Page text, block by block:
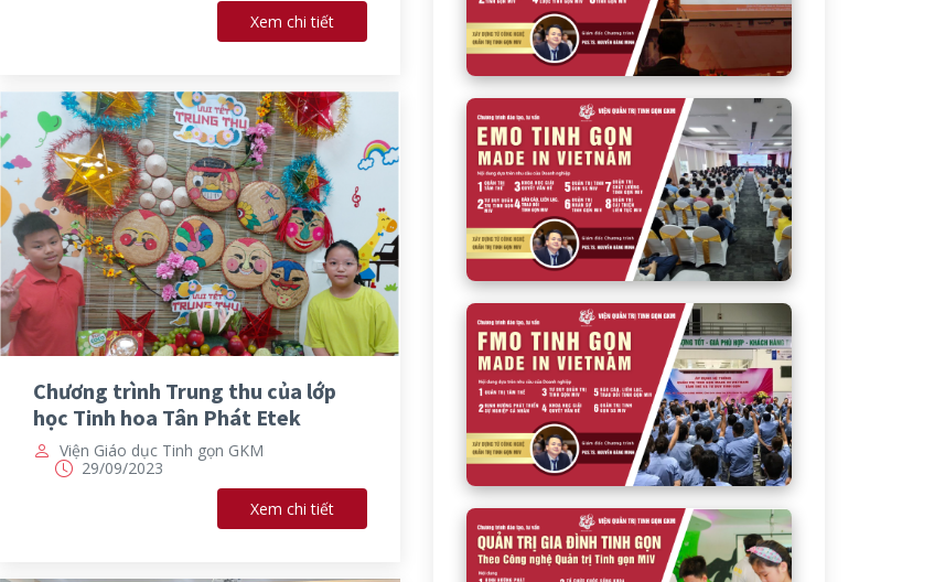
Xem chi tiết
Chương trình Trung thu của lớp
học Tinh hoa Tân Phát Etek
Viện Giáo dục Tinh gọn GKM
29/09/2023
Xem chi tiết